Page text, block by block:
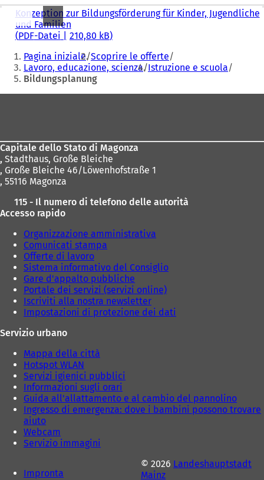
Konzeption zur Bildungsförderung für Kinder, Jugendliche
und Familien
PDF-Datei 210,80 kB
Sie
befinden
sich
hier:
Pagina iniziale Scoprire le offerte
Lavoro, educazione, scienza Istruzione e scuola
Bildungsplanung
Capitale dello Stato di Magonza
, Stadthaus, Große Bleiche
, Große Bleiche 46/Löwenhofstraße 1
, 55116 Magonza
115 - Il numero di telefono delle autorità
Accesso rapido
Organizzazione amministrativa
Comunicati stampa
Offerte di lavoro
Sistema informativo del Consiglio
Gare d'appalto pubbliche
Portale dei servizi (servizi online)
Iscriviti alla nostra newsletter
Impostazioni di protezione dei dati
Servizio urbano
Mappa della città
Hotspot WLAN
Servizi igienici pubblici
Informazioni sugli orari
Guida all'allattamento e al cambio del pannolino
Ingresso di emergenza: dove i bambini possono trovare
aiuto
Webcam
Servizio immagini
Impronta
© 2026 Landeshauptstadt
Mainz